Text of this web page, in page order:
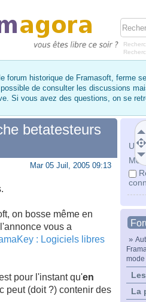
forum historique de Framasoft, ferme
de consulter les discussions
Si vous avez des questions, on se
Mot
»
La
betatesteurs
Mar 05 Juil, 2005 09:13
on bosse même en
vous a
: Logiciels libres
pour l'instant qu'en
peut (doit ?) contenir des